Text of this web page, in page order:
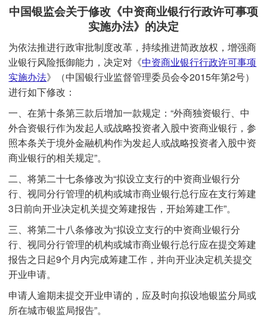
中国银监会关于修改《中资商业银行行政许可事项
实施办法》的决定
为依法推进行政审批制度改革，持续推进简政放权，增强商
业银行风险抵御能力，决定对《中资商业银行行政许可事项
实施办法》（中国银行业监督管理委员会令2015年第2号）
进行如下修改：
一、在第十条第三款后增加一款规定：“外商独资银行、中
外合资银行作为发起人或战略投资者入股中资商业银行，参
照本条关于境外金融机构作为发起人或战略投资者入股中资
商业银行的相关规定”。
二、将第二十七条修改为“拟设立支行的中资商业银行分
行、视同分行管理的机构或城市商业银行总行应在支行筹建
3日前向开业决定机关提交筹建报告，开始筹建工作”。
三、将第二十八条修改为“拟设立支行的中资商业银行分
行、视同分行管理的机构或城市商业银行总行应在提交筹建
报告之日起9个月内完成筹建工作，并向开业决定机关提交
开业申请。
申请人逾期未提交开业申请的，应及时向拟设地银监分局或
所在城市银监局报告”。